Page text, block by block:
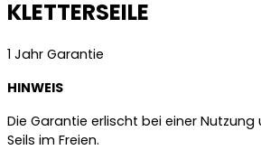
KLETTERSEILE
1 Jahr Garantie
HINWEIS
Die Garantie erlischt bei einer Nutzung
Seils im Freien.